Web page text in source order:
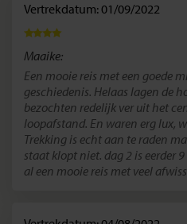
Vertrekdatum: 01/09/2022
Maaike:
Een mooie reis met een goede
geschiedenis. Helaas lagen de
bezochten redelijk ver uit het
loopafstand. En waren erg lux,
Trekking is echt aan te raden
staat klopt niet. dag 2 is eerder
al een mooie reis met veel